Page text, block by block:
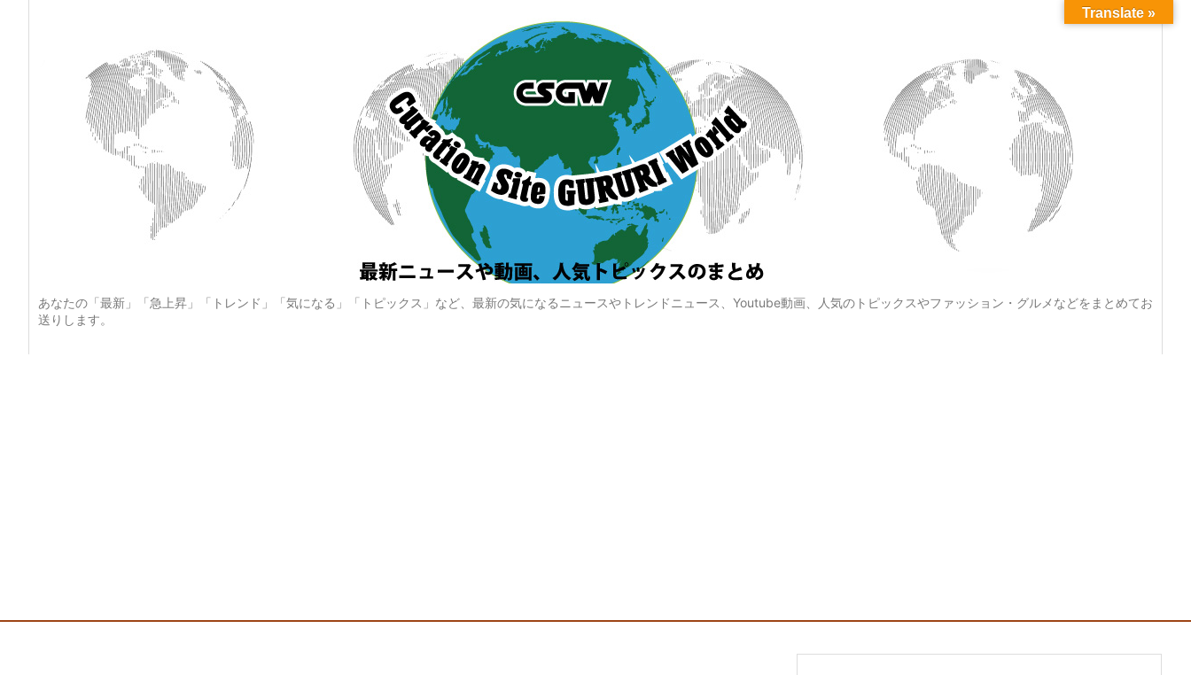
あなたの「最新」「急上昇」「トレンド」「気になる」「トピックス」など、最新の気になるニュースやトレンドニュース、Youtube動画、人気のトピックスやファッション・グルメなどをまとめてお
送りします。
Translate »